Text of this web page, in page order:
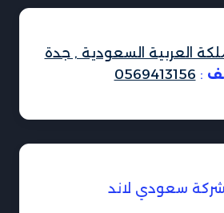
العربية السعودية , جدة
:
0569413156
سعودي لاند